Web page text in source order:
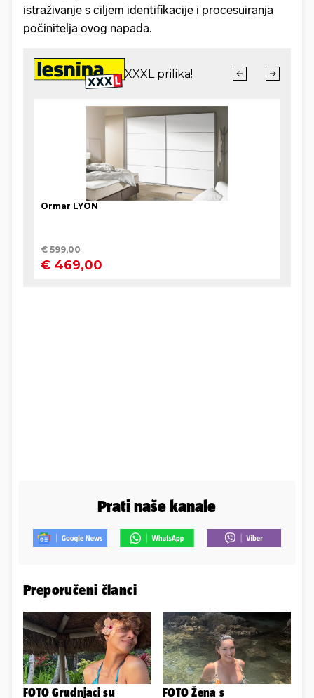
istraživanje s ciljem identifikacije i procesuiranja
počinitelja ovog napada.
Prati naše kanale
Preporučeni članci
FOTO Grudnjaci su FOTO Žena s